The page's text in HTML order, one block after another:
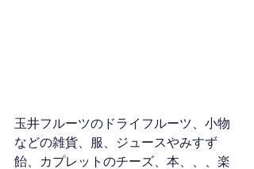
玉井フルーツのドライフルーツ、小物
などの雑貨、服、ジュースやみすず
飴、カプレットのチーズ、本、、、楽